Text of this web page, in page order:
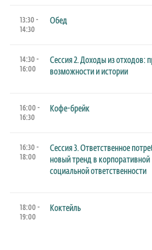
13:30 -
14:30
Обед
14:30 -
16:00
Сессия 2. Доходы из отходов:
возможности и истории
16:00 -
16:30
Кофе-брейк
16:30 -
18:00
Сессия 3. Ответственное
новый тренд в корпоративной
социальной ответственности
18:00 -
19:00
Коктейль